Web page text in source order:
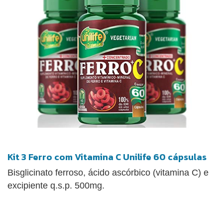
Kit 3 Ferro com Vitamina C Unilife 60 cápsulas
Bisglicinato ferroso, ácido ascórbico (vitamina C) e
excipiente q.s.p. 500mg.